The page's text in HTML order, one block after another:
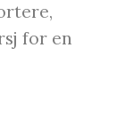
for en